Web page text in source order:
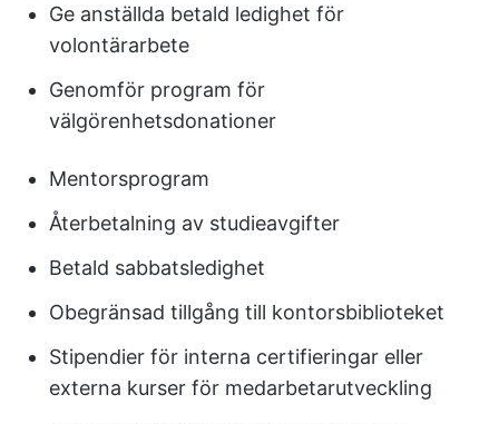
Ge anställda betald ledighet för
volontärarbete
Genomför program för
välgörenhetsdonationer
Mentorsprogram
Återbetalning av studieavgifter
Betald sabbatsledighet
Obegränsad tillgång till kontorsbiblioteket
Stipendier för interna certifieringar eller
externa kurser för medarbetarutveckling